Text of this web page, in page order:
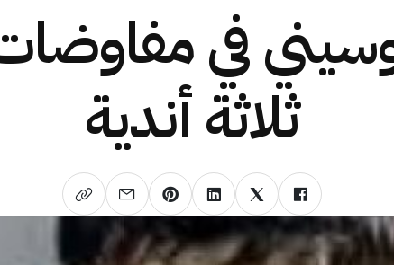
في
ثلاثة أندية